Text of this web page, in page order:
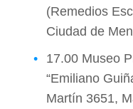
(Remedios
Ciudad de
17.00 Museo
“Emiliano
Martín 3651,